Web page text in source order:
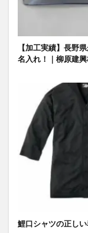
【加工実績】長野
名入れ！｜柳原建
鯉口シャツの正し